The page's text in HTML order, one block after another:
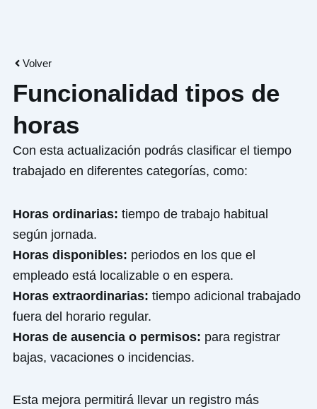
Volver
Funcionalidad tipos de
horas
Con esta actualización podrás clasificar el tiempo
trabajado en diferentes categorías, como:
Horas ordinarias: tiempo de trabajo habitual
según jornada.
Horas disponibles: periodos en los que el
empleado está localizable o en espera.
Horas extraordinarias: tiempo adicional trabajado
fuera del horario regular.
Horas de ausencia o permisos: para registrar
bajas, vacaciones o incidencias.
Esta mejora permitirá llevar un registro más